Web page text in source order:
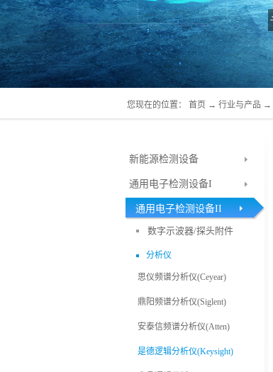
新能源检测设备
通用电子检测设备I
通用电子检测设备II
数字示波器/探头附件
分析仪
思仪频谱分析仪(Ceyear)
鼎阳频谱分析仪(Siglent)
安泰信频谱分析仪(Atten)
是德逻辑分析仪(Keysight)
您现在的位置： 首页 → 行业与产品 →